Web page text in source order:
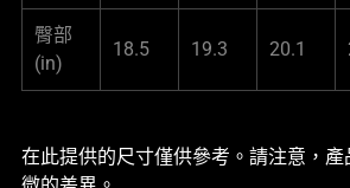
臀部
(in)
18.5 19.3 20.1
在此提供的尺寸僅供參考。請注意，產